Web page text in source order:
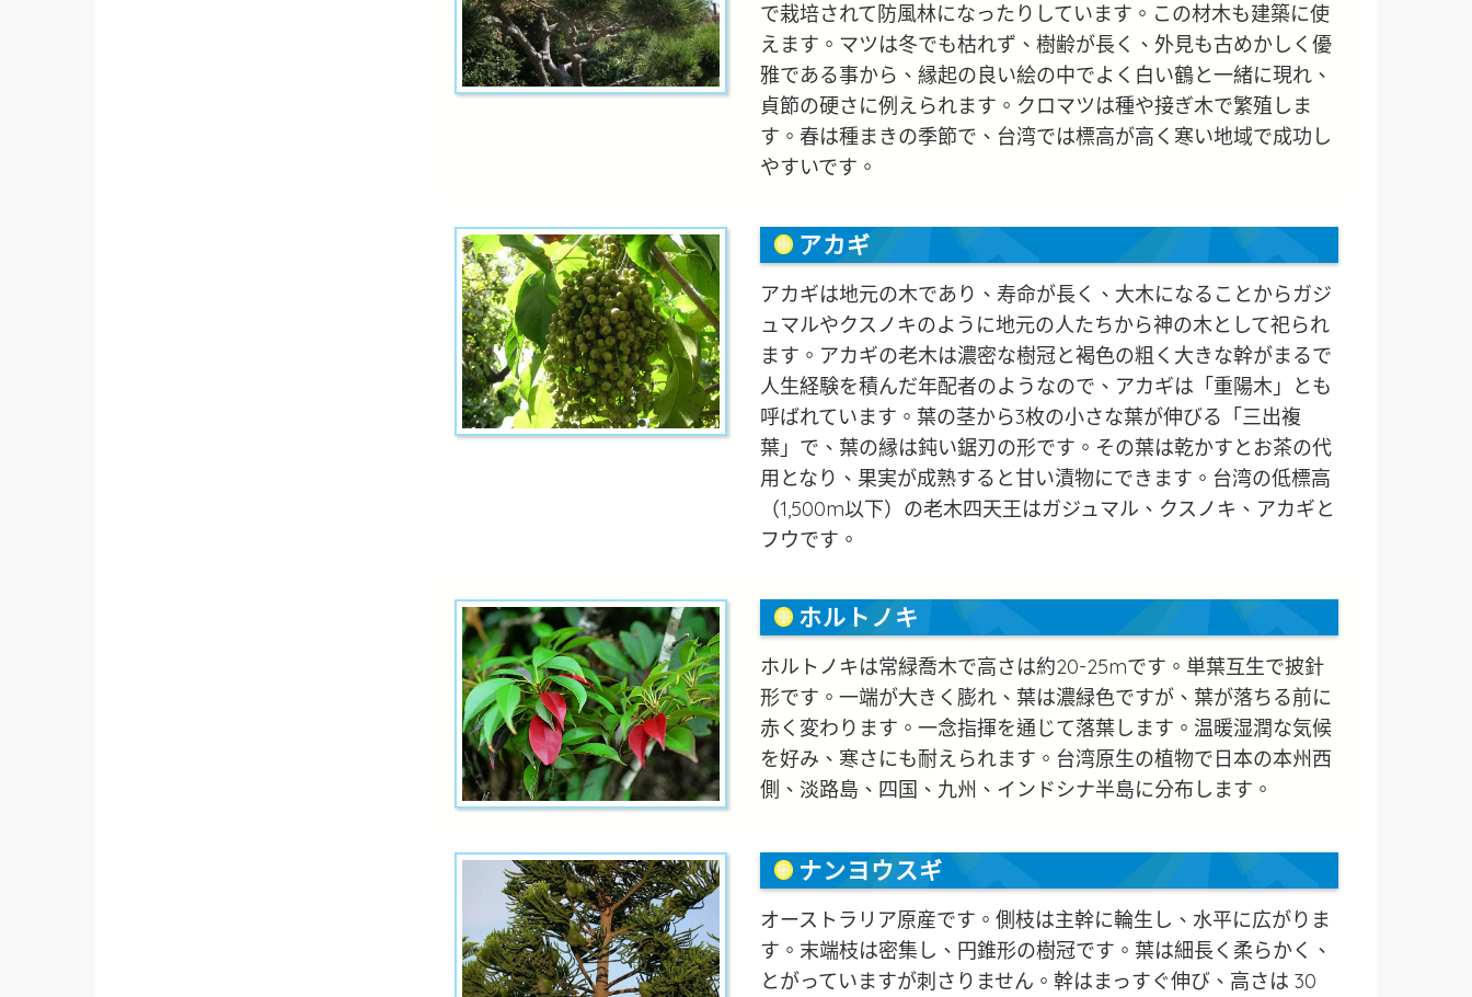
で栽培されて防風林になったりしています。この材木も建築に使
えます。マツは冬でも枯れず、樹齢が長く、外見も古めかしく優
雅である事から、縁起の良い絵の中でよく白い鶴と一緒に現れ、
貞節の硬さに例えられます。クロマツは種や接ぎ木で繁殖しま
す。春は種まきの季節で、台湾では標高が高く寒い地域で成功し
やすいです。
アカギ
アカギは地元の木であり、寿命が長く、大木になることからガジ
ュマルやクスノキのように地元の人たちから神の木として祀られ
ます。アカギの老木は濃密な樹冠と褐色の粗く大きな幹がまるで
人生経験を積んだ年配者のようなので、アカギは「重陽木」とも
呼ばれています。葉の茎から3枚の小さな葉が伸びる「三出複
葉」で、葉の縁は鈍い鋸刃の形です。その葉は乾かすとお茶の代
用となり、果実が成熟すると甘い漬物にできます。台湾の低標高
（1,500m以下）の老木四天王はガジュマル、クスノキ、アカギと
フウです。
ホルトノキ
ホルトノキは常緑喬木で高さは約20-25mです。単葉互生で披針
形です。一端が大きく膨れ、葉は濃緑色ですが、葉が落ちる前に
赤く変わります。一念指揮を通じて落葉します。温暖湿潤な気候
を好み、寒さにも耐えられます。台湾原生の植物で日本の本州西
側、淡路島、四国、九州、インドシナ半島に分布します。
ナンヨウスギ
オーストラリア原産です。側枝は主幹に輪生し、水平に広がりま
す。末端枝は密集し、円錐形の樹冠です。葉は細長く柔らかく、
とがっていますが刺さりません。幹はまっすぐ伸び、高さは 30